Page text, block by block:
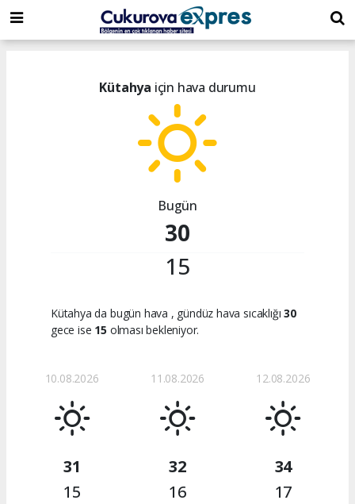
dini
chat
islami
chat
islami
sohbetler
Kütahya için hava durumu
Bugün
30
15
Kütahya da bugün hava , gündüz hava sıcaklığı30
gece ise 15 olması bekleniyor.
10.08.2026
31
15
11.08.2026
32
16
12.08.2026
34
17